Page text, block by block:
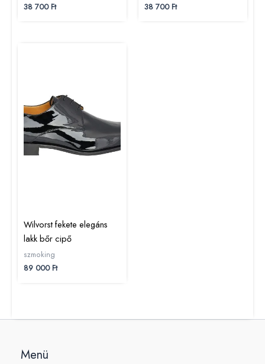
38 700Ft 38 700Ft
Wilvorst fekete elegáns
lakk bőr cipő
szmoking
89 000Ft
Menü